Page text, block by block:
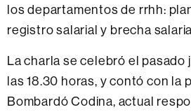
los departamentos de rrhh:
registro salarial y brecha
La charla se celebró el pasado
las 18.30 horas, y contó con la
Bombardó Codina, actual